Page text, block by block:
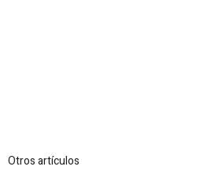
Otros artículos